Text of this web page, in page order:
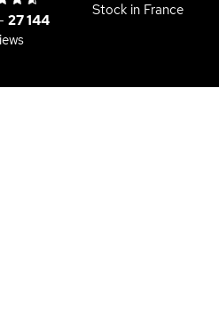
27 144
Stock in France